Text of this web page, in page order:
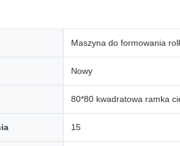
Maszyna do formowania
Nowy
80*80 kwadratowa ramka
15